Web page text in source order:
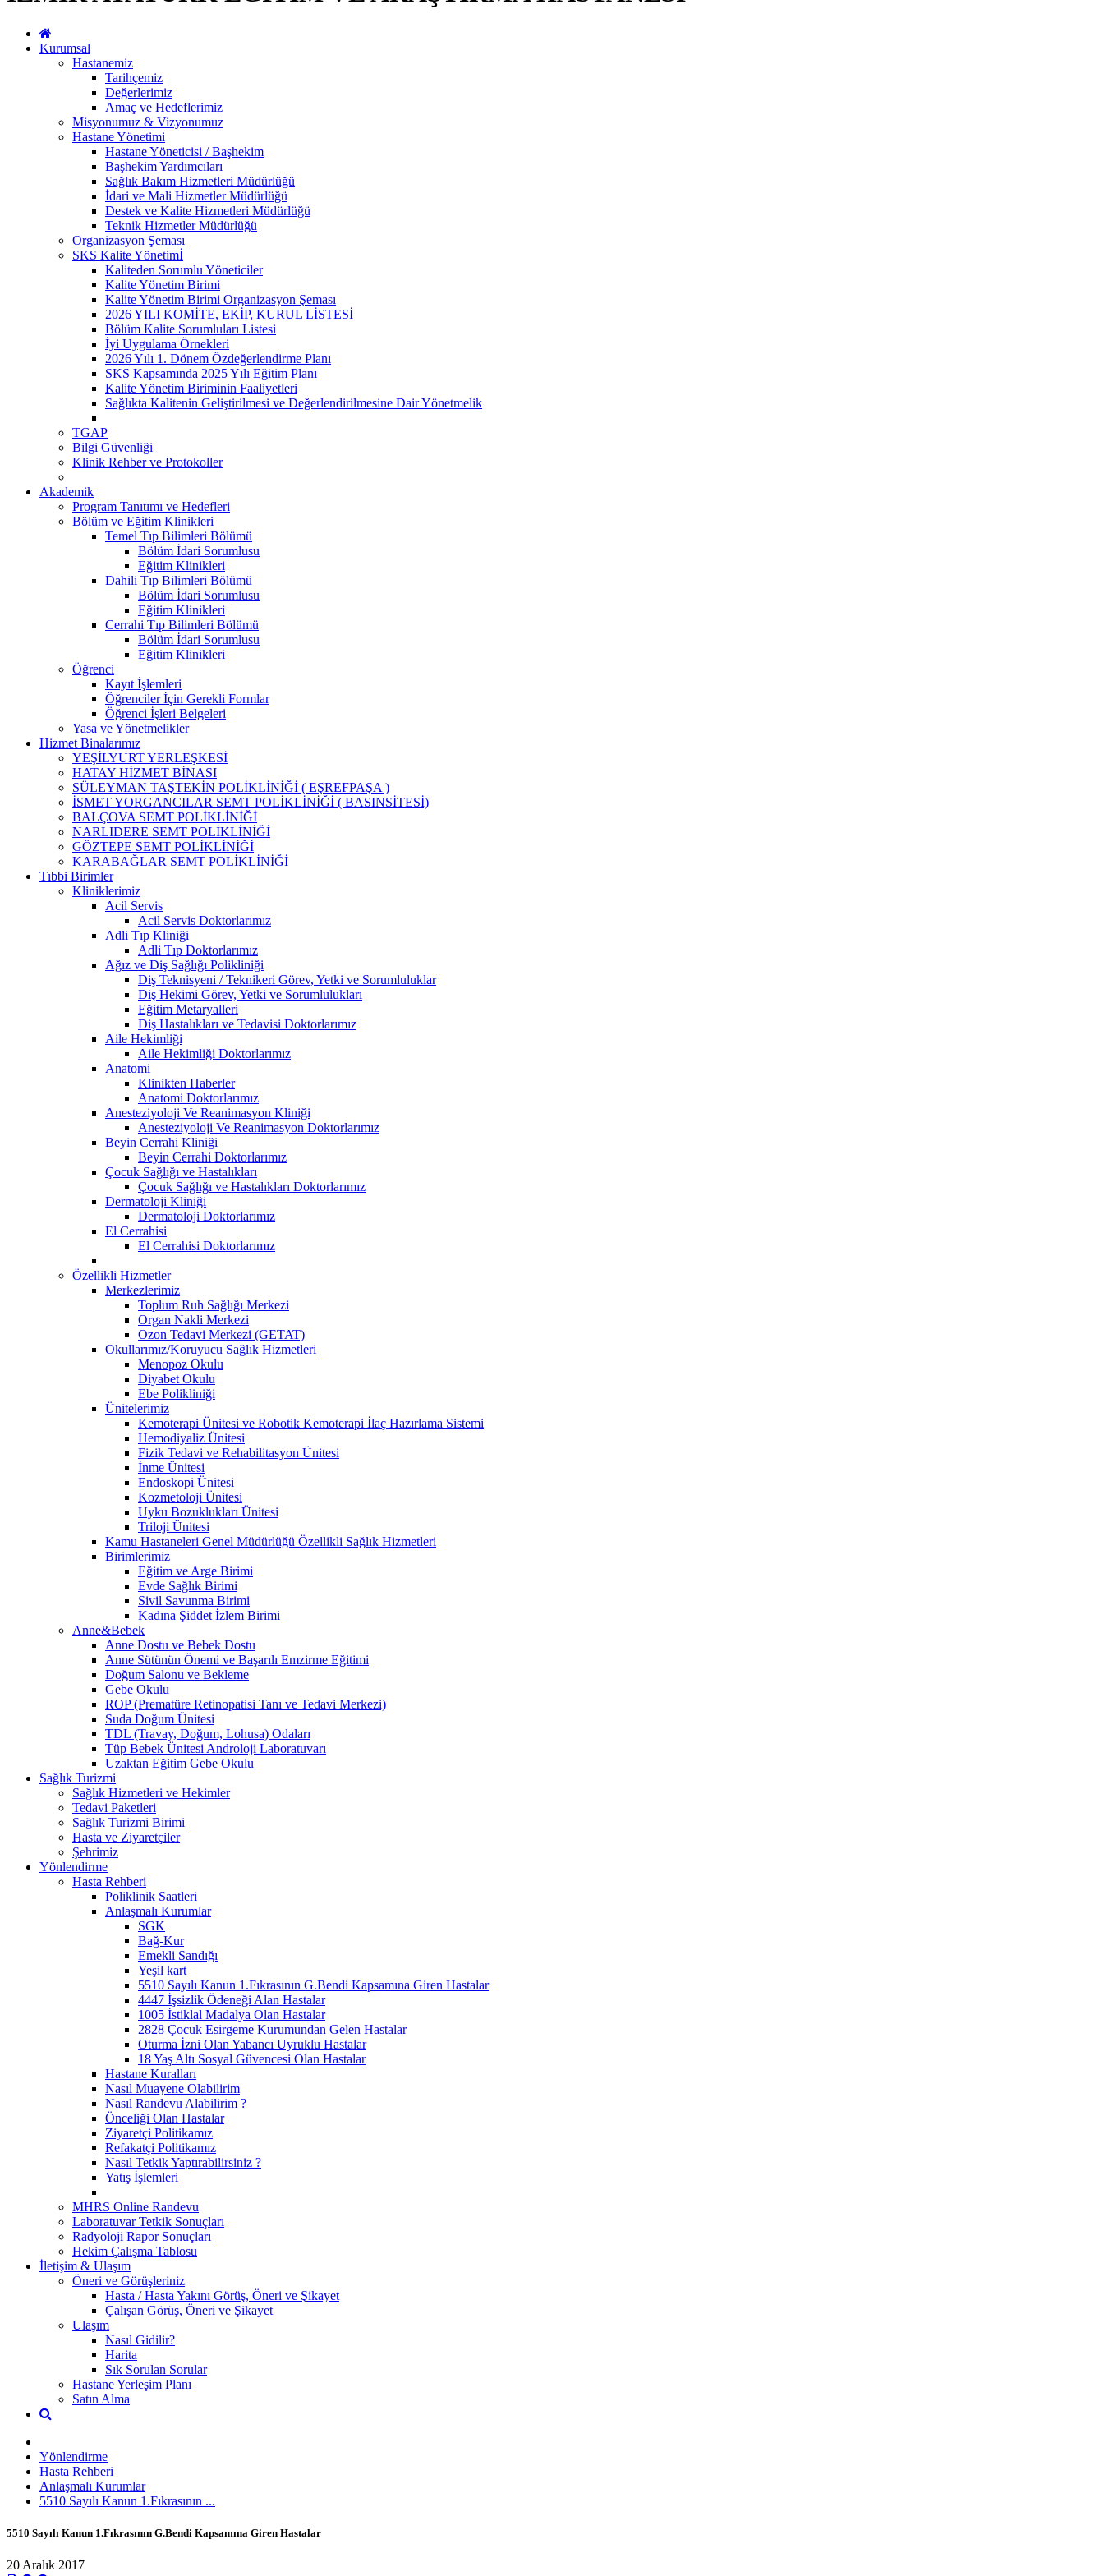
Kurumsal
Hastanemiz
Tarihçemiz
Değerlerimiz
Amaç ve Hedeflerimiz
Misyonumuz & Vizyonumuz
Hastane Yönetimi
Hastane Yöneticisi / Başhekim
Başhekim Yardımcıları
Sağlık Bakım Hizmetleri Müdürlüğü
İdari ve Mali Hizmetler Müdürlüğü
Destek ve Kalite Hizmetleri Müdürlüğü
Teknik Hizmetler Müdürlüğü
Organizasyon Şeması
SKS Kalite Yönetimİ
Kaliteden Sorumlu Yöneticiler
Kalite Yönetim Birimi
Kalite Yönetim Birimi Organizasyon Şeması
2026 YILI KOMİTE, EKİP, KURUL LİSTESİ
Bölüm Kalite Sorumluları Listesi
İyi Uygulama Örnekleri
2026 Yılı 1. Dönem Özdeğerlendirme Planı
SKS Kapsamında 2025 Yılı Eğitim Planı
Kalite Yönetim Biriminin Faaliyetleri
Sağlıkta Kalitenin Geliştirilmesi ve Değerlendirilmesine Dair Yönetmelik
TGAP
Bilgi Güvenliği
Klinik Rehber ve Protokoller
Akademik
Program Tanıtımı ve Hedefleri
Bölüm ve Eğitim Klinikleri
Temel Tıp Bilimleri Bölümü
Bölüm İdari Sorumlusu
Eğitim Klinikleri
Dahili Tıp Bilimleri Bölümü
Bölüm İdari Sorumlusu
Eğitim Klinikleri
Cerrahi Tıp Bilimleri Bölümü
Bölüm İdari Sorumlusu
Eğitim Klinikleri
Öğrenci
Kayıt İşlemleri
Öğrenciler İçin Gerekli Formlar
Öğrenci İşleri Belgeleri
Yasa ve Yönetmelikler
Hizmet Binalarımız
YEŞİLYURT YERLEŞKESİ
HATAY HİZMET BİNASI
SÜLEYMAN TAŞTEKİN POLİKLİNİĞİ ( EŞREFPAŞA )
İSMET YORGANCILAR SEMT POLİKLİNİĞİ ( BASINSİTESİ)
BALÇOVA SEMT POLİKLİNİĞİ
NARLIDERE SEMT POLİKLİNİĞİ
GÖZTEPE SEMT POLİKLİNİĞİ
KARABAĞLAR SEMT POLİKLİNİĞİ
Tıbbi Birimler
Kliniklerimiz
Acil Servis
Acil Servis Doktorlarımız
Adli Tıp Kliniği
Adli Tıp Doktorlarımız
Ağız ve Diş Sağlığı Polikliniği
Diş Teknisyeni / Teknikeri Görev, Yetki ve Sorumluluklar
Diş Hekimi Görev, Yetki ve Sorumlulukları
Eğitim Metaryalleri
Diş Hastalıkları ve Tedavisi Doktorlarımız
Aile Hekimliği
Aile Hekimliği Doktorlarımız
Anatomi
Klinikten Haberler
Anatomi Doktorlarımız
Anesteziyoloji Ve Reanimasyon Kliniği
Anesteziyoloji Ve Reanimasyon Doktorlarımız
Beyin Cerrahi Kliniği
Beyin Cerrahi Doktorlarımız
Çocuk Sağlığı ve Hastalıkları
Çocuk Sağlığı ve Hastalıkları Doktorlarımız
Dermatoloji Kliniği
Dermatoloji Doktorlarımız
El Cerrahisi
El Cerrahisi Doktorlarımız
Özellikli Hizmetler
Merkezlerimiz
Toplum Ruh Sağlığı Merkezi
Organ Nakli Merkezi
Ozon Tedavi Merkezi (GETAT)
Okullarımız/Koruyucu Sağlık Hizmetleri
Menopoz Okulu
Diyabet Okulu
Ebe Polikliniği
Ünitelerimiz
Kemoterapi Ünitesi ve Robotik Kemoterapi İlaç Hazırlama Sistemi
Hemodiyaliz Ünitesi
Fizik Tedavi ve Rehabilitasyon Ünitesi
İnme Ünitesi
Endoskopi Ünitesi
Kozmetoloji Ünitesi
Uyku Bozuklukları Ünitesi
Triloji Ünitesi
Kamu Hastaneleri Genel Müdürlüğü Özellikli Sağlık Hizmetleri
Birimlerimiz
Eğitim ve Arge Birimi
Evde Sağlık Birimi
Sivil Savunma Birimi
Kadına Şiddet İzlem Birimi
Anne&Bebek
Anne Dostu ve Bebek Dostu
Anne Sütünün Önemi ve Başarılı Emzirme Eğitimi
Doğum Salonu ve Bekleme
Gebe Okulu
ROP (Prematüre Retinopatisi Tanı ve Tedavi Merkezi)
Suda Doğum Ünitesi
TDL (Travay, Doğum, Lohusa) Odaları
Tüp Bebek Ünitesi Androloji Laboratuvarı
Uzaktan Eğitim Gebe Okulu
Sağlık Turizmi
Sağlık Hizmetleri ve Hekimler
Tedavi Paketleri
Sağlık Turizmi Birimi
Hasta ve Ziyaretçiler
Şehrimiz
Yönlendirme
Hasta Rehberi
Poliklinik Saatleri
Anlaşmalı Kurumlar
SGK
Bağ-Kur
Emekli Sandığı
Yeşil kart
5510 Sayılı Kanun 1.Fıkrasının G.Bendi Kapsamına Giren Hastalar
4447 İşsizlik Ödeneği Alan Hastalar
1005 İstiklal Madalya Olan Hastalar
2828 Çocuk Esirgeme Kurumundan Gelen Hastalar
Oturma İzni Olan Yabancı Uyruklu Hastalar
18 Yaş Altı Sosyal Güvencesi Olan Hastalar
Hastane Kuralları
Nasıl Muayene Olabilirim
Nasıl Randevu Alabilirim ?
Önceliği Olan Hastalar
Ziyaretçi Politikamız
Refakatçi Politikamız
Nasıl Tetkik Yaptırabilirsiniz ?
Yatış İşlemleri
MHRS Online Randevu
Laboratuvar Tetkik Sonuçları
Radyoloji Rapor Sonuçları
Hekim Çalışma Tablosu
İletişim & Ulaşım
Öneri ve Görüşleriniz
Hasta / Hasta Yakını Görüş, Öneri ve Şikayet
Çalışan Görüş, Öneri ve Şikayet
Ulaşım
Nasıl Gidilir?
Harita
Sık Sorulan Sorular
Hastane Yerleşim Planı
Satın Alma
Yönlendirme
Hasta Rehberi
Anlaşmalı Kurumlar
5510 Sayılı Kanun 1.Fıkrasının ...
5510 Sayılı Kanun 1.Fıkrasının G.Bendi Kapsamına Giren Hastalar
20 Aralık 2017